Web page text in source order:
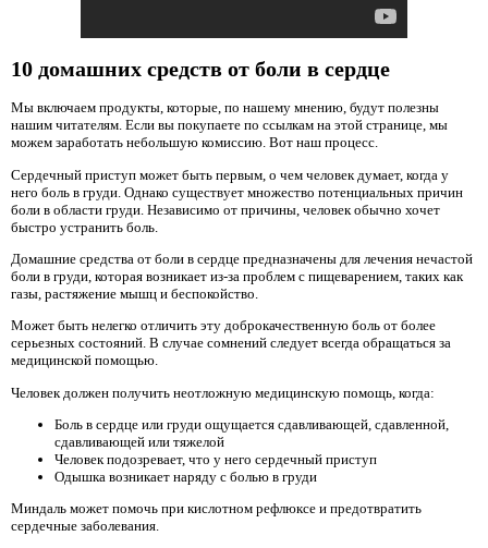
10 домашних средств от боли в сердце
Мы включаем продукты, которые, по нашему мнению, будут полезны
нашим читателям. Если вы покупаете по ссылкам на этой странице, мы
можем заработать небольшую комиссию. Вот наш процесс.
Сердечный приступ может быть первым, о чем человек думает, когда у
него боль в груди. Однако существует множество потенциальных причин
боли в области груди. Независимо от причины, человек обычно хочет
быстро устранить боль.
Домашние средства от боли в сердце предназначены для лечения нечастой
боли в груди, которая возникает из-за проблем с пищеварением, таких как
газы, растяжение мышц и беспокойство.
Может быть нелегко отличить эту доброкачественную боль от более
серьезных состояний. В случае сомнений следует всегда обращаться за
медицинской помощью.
Человек должен получить неотложную медицинскую помощь, когда:
Боль в сердце или груди ощущается сдавливающей, сдавленной,
сдавливающей или тяжелой
Человек подозревает, что у него сердечный приступ
Одышка возникает наряду с болью в груди
Миндаль может помочь при кислотном рефлюксе и предотвратить
сердечные заболевания.